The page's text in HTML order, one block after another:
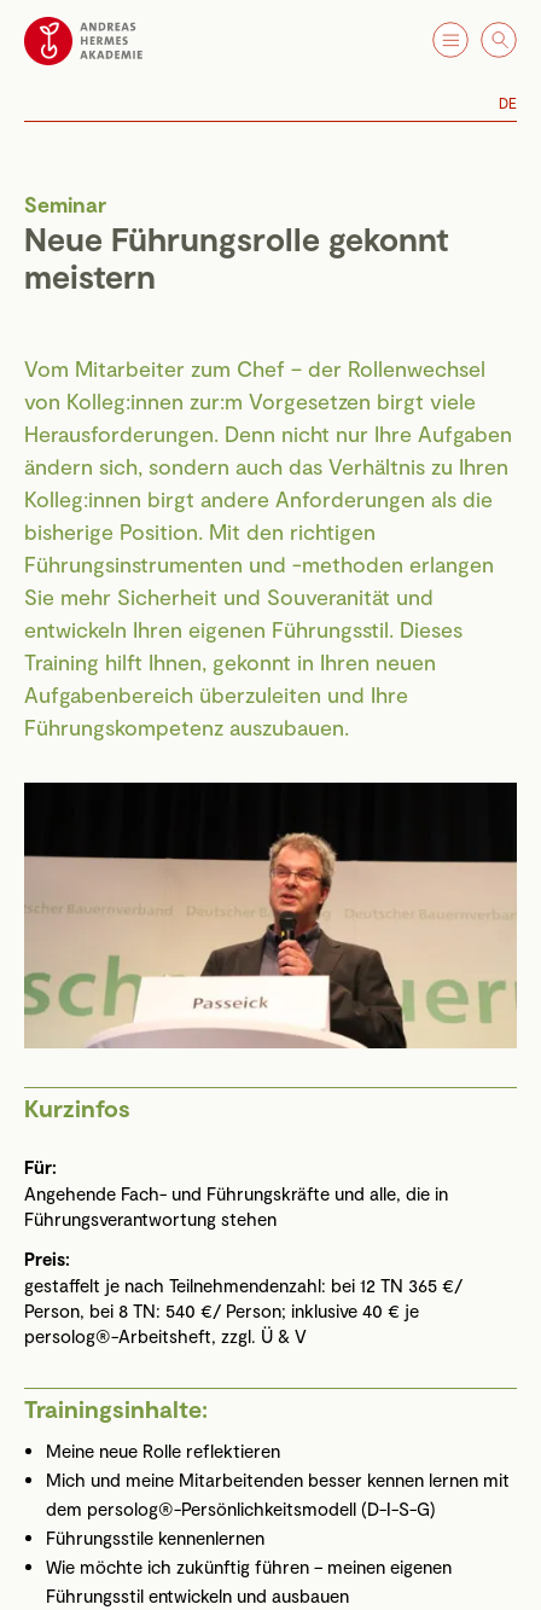
DE
Seminar
Neue Führungsrolle gekonnt
meistern
Vom Mitarbeiter zum Chef – der Rollenwechsel
von Kolleg:innen zur:m Vorgesetzen birgt viele
Herausforderungen. Denn nicht nur Ihre Aufgaben
ändern sich, sondern auch das Verhältnis zu Ihren
Kolleg:innen birgt andere Anforderungen als die
bisherige Position. Mit den richtigen
Führungsinstrumenten und -methoden erlangen
Sie mehr Sicherheit und Souveranität und
entwickeln Ihren eigenen Führungsstil. Dieses
Training hilft Ihnen, gekonnt in Ihren neuen
Aufgabenbereich überzuleiten und Ihre
Führungskompetenz auszubauen.
Kurzinfos
Für:
Angehende Fach- und Führungskräfte und alle, die in
Führungsverantwortung stehen
Preis:
gestaffelt je nach Teilnehmendenzahl: bei 12 TN 365 €/
Person, bei 8 TN: 540 €/ Person; inklusive 40 € je
persolog®-Arbeitsheft, zzgl. Ü & V
Trainingsinhalte:
Meine neue Rolle reflektieren
Mich und meine Mitarbeitenden besser kennen lernen mit
dem persolog®-Persönlichkeitsmodell (D-I-S-G)
Führungsstile kennenlernen
Wie möchte ich zukünftig führen – meinen eigenen
Führungsstil entwickeln und ausbauen